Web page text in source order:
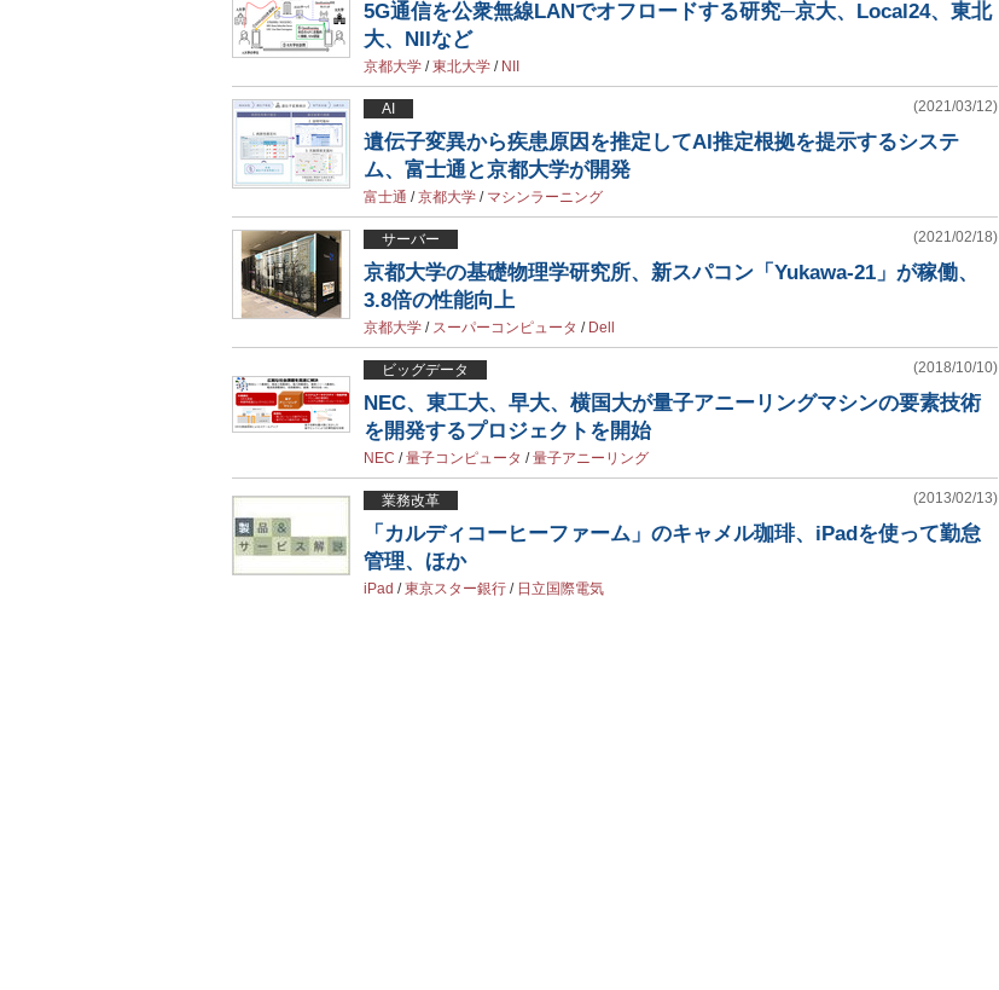
5G通信を公衆無線LANでオフロードする研究─京大、Local24、東北
大、NIIなど
京都大学 /東北大学 / NII
AI (2021/03/12)
遺伝子変異から疾患原因を推定してAI推定根拠を提示するシステ
ム、富士通と京都大学が開発
富士通 /京都大学 / マシンラーニング
サーバー (2021/02/18)
京都大学の基礎物理学研究所、新スパコン「Yukawa-21」が稼働、
3.8倍の性能向上
京都大学 / スーパーコンピュータ / Dell
ビッグデータ (2018/10/10)
NEC、東工大、早大、横国大が量子アニーリングマシンの要素技術
を開発するプロジェクトを開始
NEC /量子コンピュータ /量子アニーリング
業務改革 (2013/02/13)
「カルディコーヒーファーム」のキャメル珈琲、iPadを使って勤怠
管理、ほか
iPad /東京スター銀行 / 日立国際電気